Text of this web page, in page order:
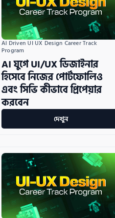
AI Driven UI UX Design Career Track
Program
AI যুগে UI/UX ডিজাইনার
হিসেবে নিজের পোর্টফোলিও
এবং সিভি কীভাবে প্রিপেয়ার
করবেন
দেখুন